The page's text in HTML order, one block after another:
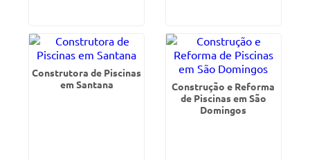
Construtora de Piscinas
em Santana
Construção e Reforma
de Piscinas em São
Domingos